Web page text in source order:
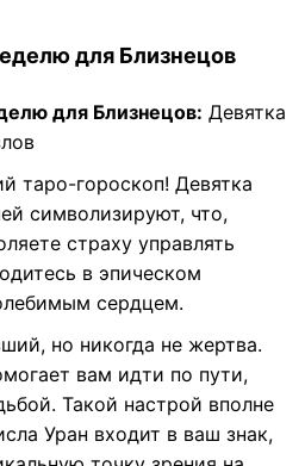
для Близнецов
для Близнецов: Девятка
таро-гороскоп! Девятка
символизируют, что,
страху управлять
в эпическом
сердцем.
но никогда не жертва.
вам идти по пути,
Такой настрой вполне
Уран входит в ваш знак,